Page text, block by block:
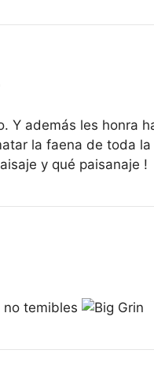
Y además les honra
la faena de toda
y qué paisanaje !
no temibles